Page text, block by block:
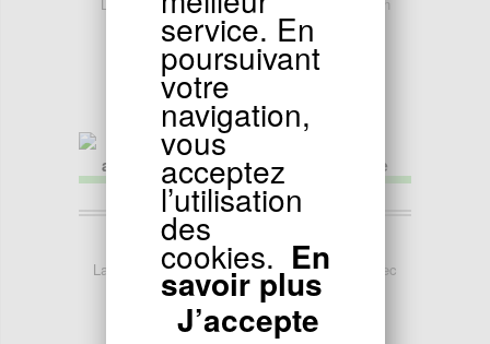
Lanceur pocket bike en plastique + Pignon en
Aluminium
13.96
Lanceur Poket Bike d'origine en aluminium avec
pignon - Noir graphite
service. En
poursuivant
votre
navigation,
vous
acceptez
l’utilisation
des
cookies. En
savoir plus
J’accepte